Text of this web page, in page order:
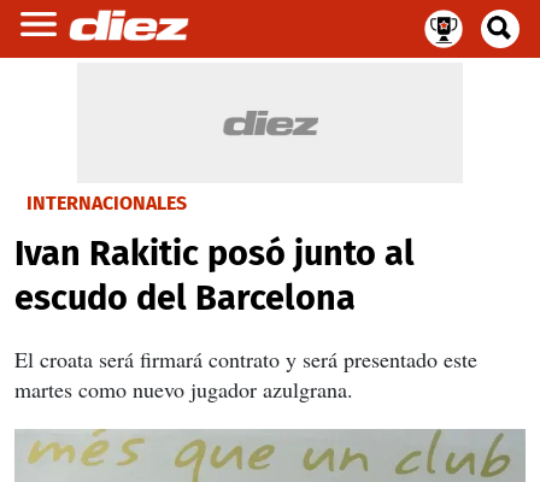
INTERNACIONALES
Ivan Rakitic posó junto al
escudo del Barcelona
El croata será firmará contrato y será presentado este
martes como nuevo jugador azulgrana.